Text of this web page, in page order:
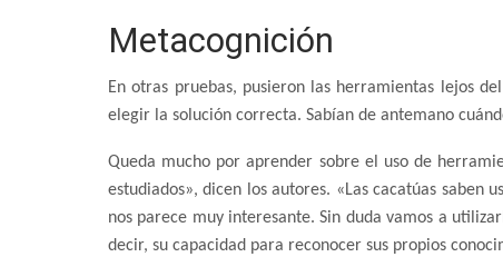
Metacognición
En otras pruebas, pusieron las herramientas lejos
elegir la solución correcta. Sabían de antemano
Queda mucho por aprender sobre el uso de
estudiados», dicen los autores. «Las cacatúas
nos parece muy interesante. Sin duda vamos a
decir, su capacidad para reconocer sus propios